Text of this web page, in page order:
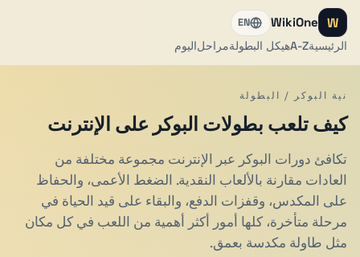
W
WikiOne
الرئيسيةA-Zهيكل البطولةمراحلاليوم
EN
نية البوكر / البطولة
كيف تلعب بطولات البوكر على الإنترنت
تكافئ دورات البوكر عبر الإنترنت مجموعة مختلفة من
العادات مقارنة بالألعاب النقدية. الضغط الأعمى، والحفاظ
على المكدس، وقفزات الدفع، والبقاء على قيد الحياة في
مرحلة متأخرة، كلها أمور أكثر أهمية من اللعب في كل مكان
مثل طاولة مكدسة بعمق.